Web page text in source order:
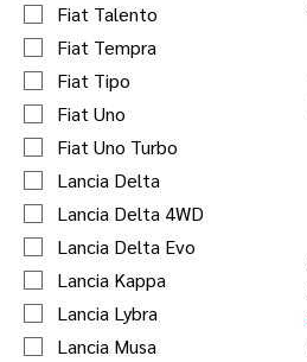
Fiat Talento
Fiat Tempra
Fiat Tipo
Fiat Uno
Fiat Uno Turbo
Lancia Delta
Lancia Delta 4WD
Lancia Delta Evo
Lancia Kappa
Lancia Lybra
Lancia Musa